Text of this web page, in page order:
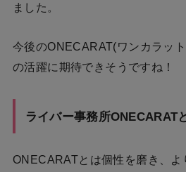
ました。
今後のONECARAT(ワンカラッ
の活躍に期待できそうですね！
ライバー事務所ONECARAT
ONECARATとは個性を磨き、